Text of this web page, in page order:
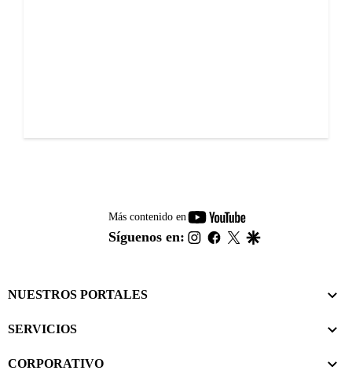
Más contenido en
youtube-
footer
Síguenos en: instagram
facebook
twitter
NUESTROS PORTALES
SERVICIOS
CORPORATIVO